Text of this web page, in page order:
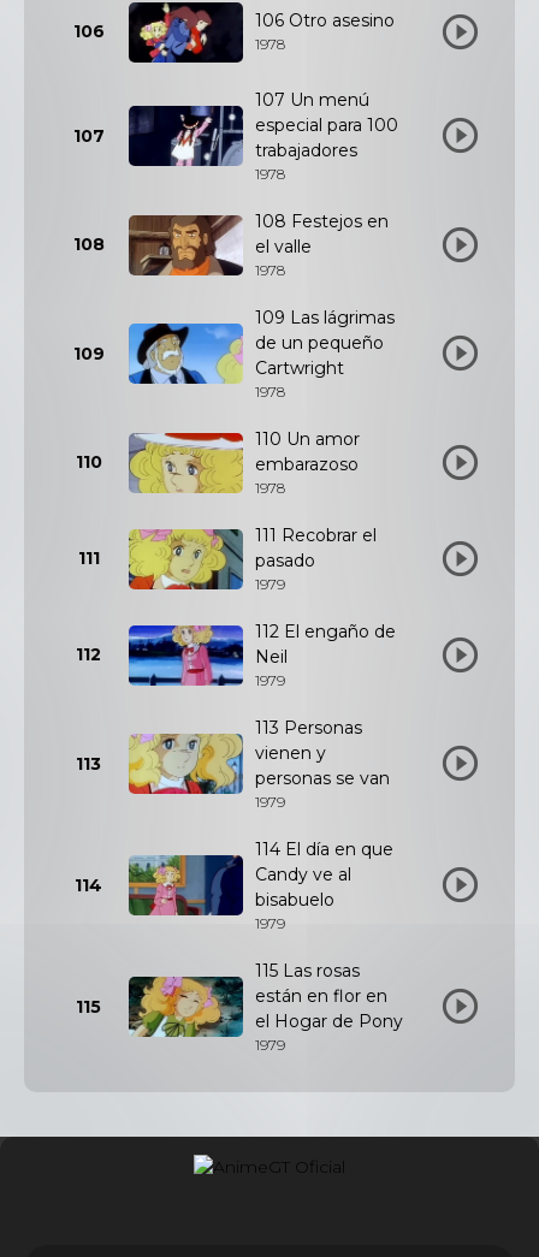
106 106 Otro asesino
1978
107
107 Un menú
especial para 100
trabajadores
1978
108
108 Festejos en
el valle
1978
109
109 Las lágrimas
de un pequeño
Cartwright
1978
110
110 Un amor
embarazoso
1978
111
111 Recobrar el
pasado
1979
112
112 El engaño de
Neil
1979
113
113 Personas
vienen y
personas se van
1979
114
114 El día en que
Candy ve al
bisabuelo
1979
115
115 Las rosas
están en flor en
el Hogar de Pony
1979